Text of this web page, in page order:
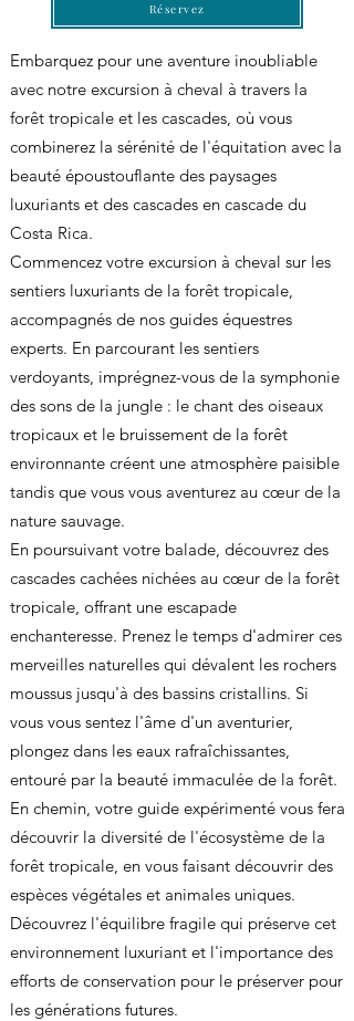
Réservez
Embarquez pour une aventure inoubliable
avec notre excursion à cheval à travers la
forêt tropicale et les cascades, où vous
combinerez la sérénité de l'équitation avec la
beauté époustouflante des paysages
luxuriants et des cascades en cascade du
Costa Rica.
Commencez votre excursion à cheval sur les
sentiers luxuriants de la forêt tropicale,
accompagnés de nos guides équestres
experts. En parcourant les sentiers
verdoyants, imprégnez-vous de la symphonie
des sons de la jungle : le chant des oiseaux
tropicaux et le bruissement de la forêt
environnante créent une atmosphère paisible
tandis que vous vous aventurez au cœur de la
nature sauvage.
En poursuivant votre balade, découvrez des
cascades cachées nichées au cœur de la forêt
tropicale, offrant une escapade
enchanteresse. Prenez le temps d'admirer ces
merveilles naturelles qui dévalent les rochers
moussus jusqu'à des bassins cristallins. Si
vous vous sentez l'âme d'un aventurier,
plongez dans les eaux rafraîchissantes,
entouré par la beauté immaculée de la forêt.
En chemin, votre guide expérimenté vous fera
découvrir la diversité de l'écosystème de la
forêt tropicale, en vous faisant découvrir des
espèces végétales et animales uniques.
Découvrez l'équilibre fragile qui préserve cet
environnement luxuriant et l'importance des
efforts de conservation pour le préserver pour
les générations futures.